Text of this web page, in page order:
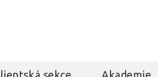
sekce Akademie